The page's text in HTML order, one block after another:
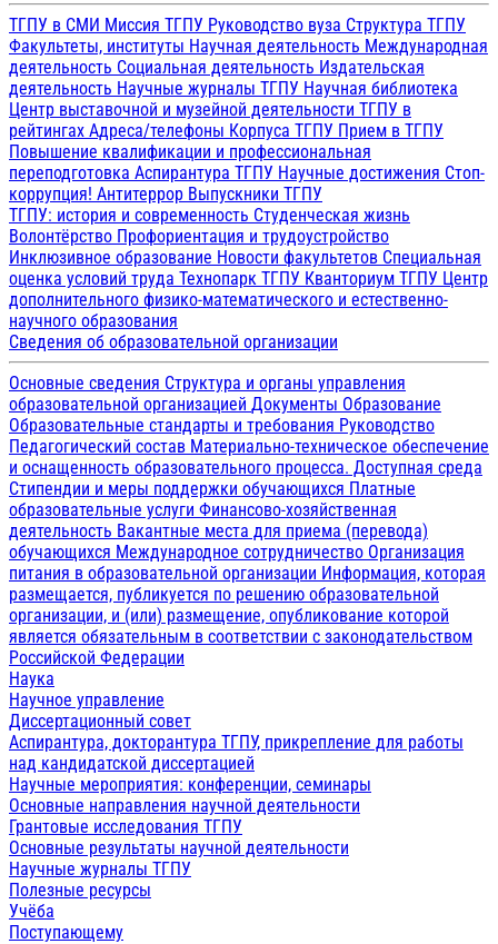
ТГПУ в СМИ Миссия ТГПУ Руководство вуза Структура ТГПУ
Факультеты, институты Научная деятельность Международная
деятельность Социальная деятельность Издательская
деятельность Научные журналы ТГПУ Научная библиотека
Центр выставочной и музейной деятельности ТГПУ в
рейтингах Адреса/телефоны Корпуса ТГПУ Прием в ТГПУ
Повышение квалификации и профессиональная
переподготовка Аспирантура ТГПУ Научные достижения Стоп-
коррупция! Антитеррор Выпускники ТГПУ
ТГПУ: история и современность Студенческая жизнь
Волонтёрство Профориентация и трудоустройство
Инклюзивное образование Новости факультетов Специальная
оценка условий труда Технопарк ТГПУ Кванториум ТГПУ Центр
дополнительного физико-математического и естественно-
научного образования
Сведения об образовательной организации
Основные сведения Структура и органы управления
образовательной организацией Документы Образование
Образовательные стандарты и требования Руководство
Педагогический состав Материально-техническое обеспечение
и оснащенность образовательного процесса. Доступная среда
Стипендии и меры поддержки обучающихся Платные
образовательные услуги Финансово-хозяйственная
деятельность Вакантные места для приема (перевода)
обучающихся Международное сотрудничество Организация
питания в образовательной организации Информация, которая
размещается, публикуется по решению образовательной
организации, и (или) размещение, опубликование которой
является обязательным в соответствии с законодательством
Российской Федерации
Наука
Научное управление
Диссертационный совет
Аспирантура, докторантура ТГПУ, прикрепление для работы
над кандидатской диссертацией
Научные мероприятия: конференции, семинары
Основные направления научной деятельности
Грантовые исследования ТГПУ
Основные результаты научной деятельности
Научные журналы ТГПУ
Полезные ресурсы
Учёба
Поступающему